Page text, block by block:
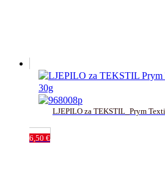
LJEPILO za TEKSTIL_Prym
6,50 €